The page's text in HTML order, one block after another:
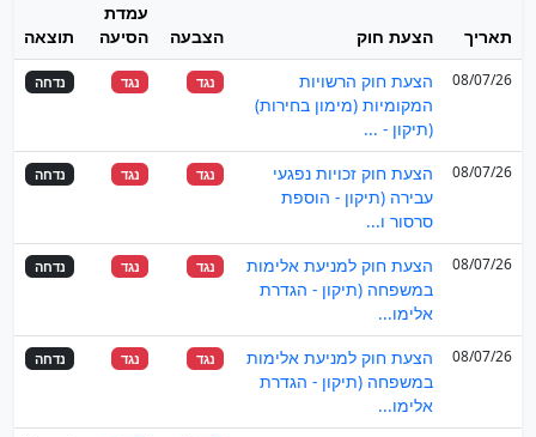
תאריך הצעת חוק הצבעה
עמדת
הסיעה
תוצאה
08/07/26
הצעת חוק הרשויות
המקומיות (מימון בחירות)
(תיקון - ...
נגד נגד נדחה
08/07/26
הצעת חוק זכויות נפגעי
עבירה (תיקון - הוספת
סרסור ו...
נגד נגד נדחה
08/07/26
הצעת חוק למניעת אלימות
במשפחה (תיקון - הגדרת
אלימו...
נגד נגד נדחה
08/07/26
הצעת חוק למניעת אלימות
במשפחה (תיקון - הגדרת
אלימו...
נגד נגד נדחה